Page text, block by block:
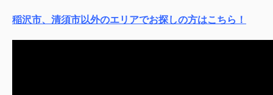
稲沢市、清須市以外のエリアでお探しの方はこちら！